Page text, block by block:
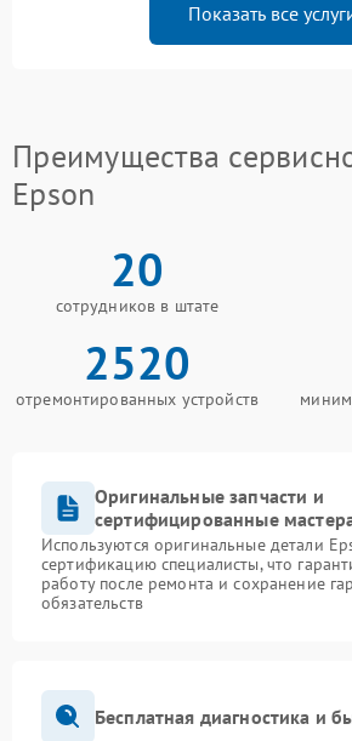
Показать все
Преимущества
Epson
20
сотрудников в штате
2520
отремонтированных устройств
Оригинальные запчасти и
сертифицированные
Используются оригинальные детали
сертификацию специалисты, что
работу после ремонта и сохранение
обязательств
Бесплатная диагностика и